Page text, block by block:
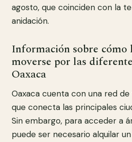
agosto, que coinciden con la
anidación.
Información sobre cómo
moverse por las
Oaxaca
Oaxaca cuenta con una red
que conecta las principales
Sin embargo, para acceder a
puede ser necesario alquilar